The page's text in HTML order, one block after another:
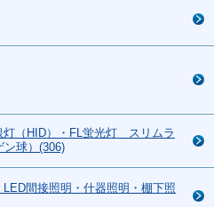
（HID）・FL蛍光灯 スリムラ
ン球）(306)
間接照明・什器照明・棚下照